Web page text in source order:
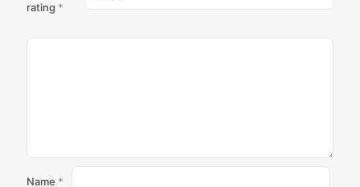
rating *
Name *